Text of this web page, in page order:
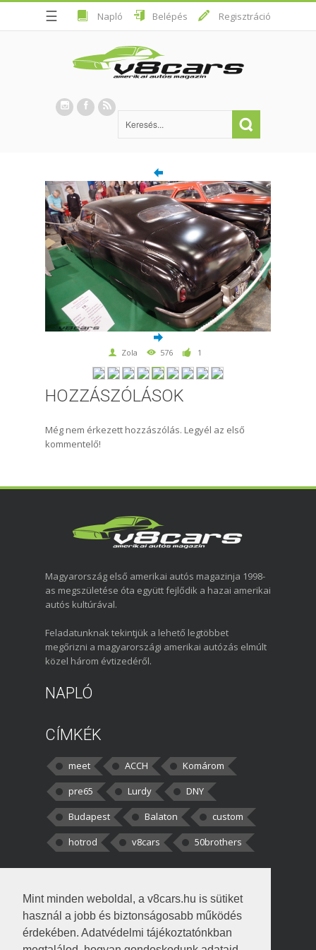
Mint minden weboldal, a v8cars.hu is sütiket
használ a jobb és biztonságosabb működés
érdekében. Adatvédelmi tájékoztatónkban
☰ Napló Belépés Regisztráció
Zola 576 1
HOZZÁSZÓLÁSOK
Még nem érkezett hozzászólás. Legyél az első
kommentelő!
Magyarország első amerikai autós magazinja 1998-
as megszületése óta együtt fejlődik a hazai amerikai
autós kultúrával.
Feladatunknak tekintjük a lehető legtöbbet
megőrizni a magyarországi amerikai autózás elmúlt
közel három évtizedéről.
NAPLÓ
CÍMKÉK
meet ACCH
Komárom
pre65
Lurdy
DNY
Budapest
Balaton
custom
hotrod
v8cars 50brothers
kortisz:Elszúrtam! Én csak két
darabbaal számoltam. Nem tudtam, hogy fél autót,